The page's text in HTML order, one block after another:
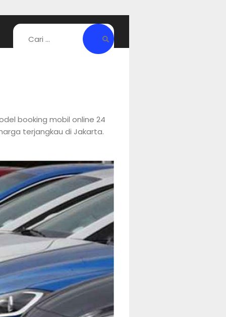
booking mobil online 24
terjangkau di Jakarta.